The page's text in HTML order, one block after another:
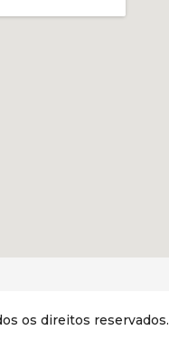
os direitos reservados.